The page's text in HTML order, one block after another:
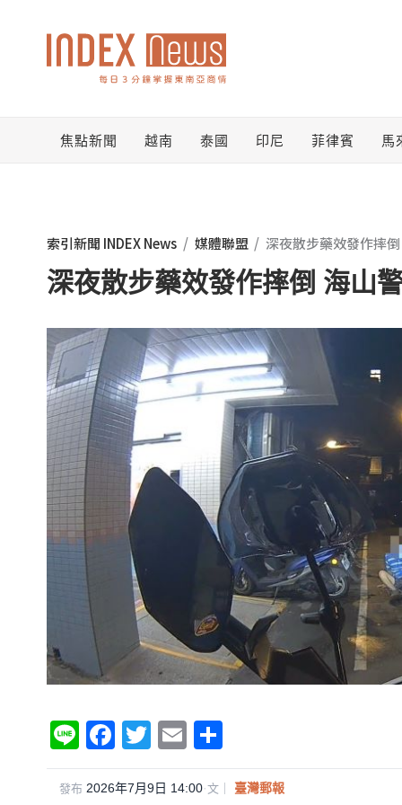
焦點新聞 越南 泰國 印尼 菲律賓 馬
索引新聞 INDEX News / 媒體聯盟 / 深夜散步藥效發作摔
深夜散步藥效發作摔倒 海山
Li
n
e
F
a
c
T
wi
tt
E
m
ail
享
發布 2026年7月9日 14:00·文｜ 臺灣郵報